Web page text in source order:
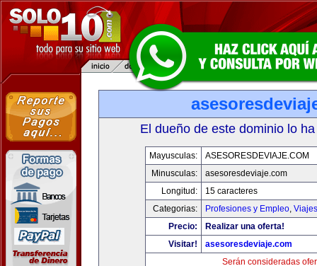
El dueño de este dominio lo
Mayusculas:
ASESORESDEVIAJE.COM
Minusculas:
asesoresdeviaje.com
Longitud:
15 caracteres
Categorias:
Profesiones y Empleo,
Precio:
Realizar una oferta!
Visitar!
asesoresdeviaje.com
Serán consideradas